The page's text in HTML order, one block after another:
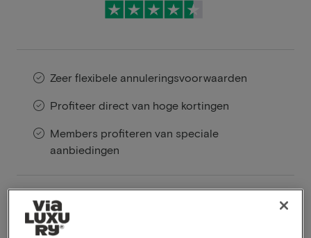
Zeer flexibele annuleringsvoorwaarden
Profiteer direct van hoge kortingen
Members profiteren van speciale
aanbiedingen
Hotel Barsey by Warwick is een stijlvol boutiquehotel
gelegen aan de prestigieuze Louizalaan, een van de
meest iconische winkelstraten van Brussel. Dit